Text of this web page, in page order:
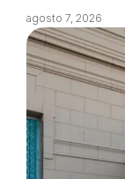
agosto 7, 2026